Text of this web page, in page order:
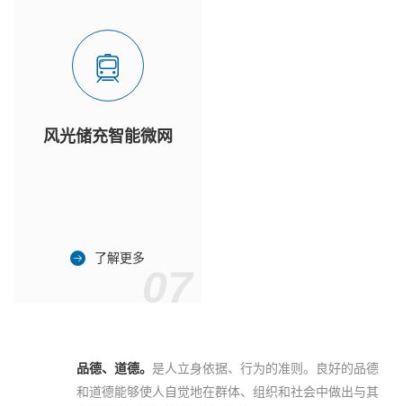
风光储充智能微网
了解更多
品德、道德。 是人立身依据、行为的准则。良好的品德
和道德能够使人自觉地在群体、组织和社会中做出与其